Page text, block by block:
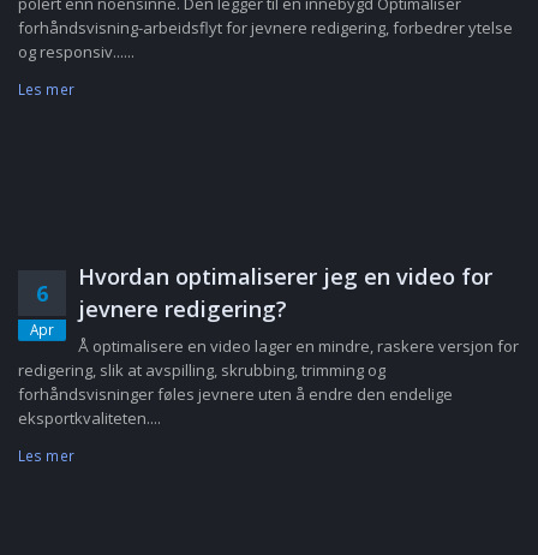
forhåndsvisning-arbeidsflyt for jevnere redigering, forbedrer ytelse
og responsiv......
Les mer
6
Apr
Hvordan optimaliserer jeg en video for
jevnere redigering?
Å optimalisere en video lager en mindre, raskere versjon for
redigering, slik at avspilling, skrubbing, trimming og
forhåndsvisninger føles jevnere uten å endre den endelige
eksportkvaliteten....
Les mer